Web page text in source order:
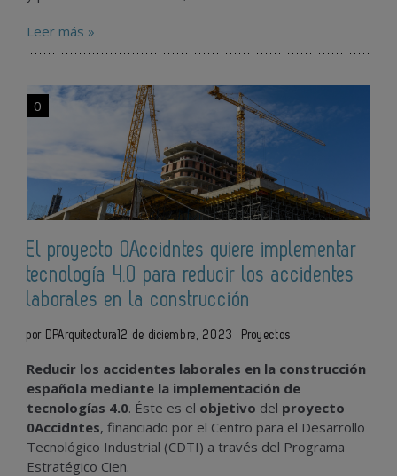
Leer más »
0
El proyecto 0Accidntes quiere implementar
tecnología 4.0 para reducir los accidentes
laborales en la construcción
por DPArquitectura12 de diciembre, 2023 Proyectos
Reducir los accidentes laborales en la construcción
española mediante la implementación de
tecnologías 4.0. Éste es el objetivo del proyecto
0Accidntes, financiado por el Centro para el Desarrollo
Tecnológico Industrial (CDTI) a través del Programa
Estratégico Cien.